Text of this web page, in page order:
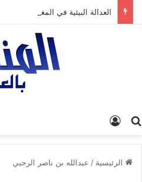
البحث عن
الرئيسية / عبدالله بن ناصر الرحبي